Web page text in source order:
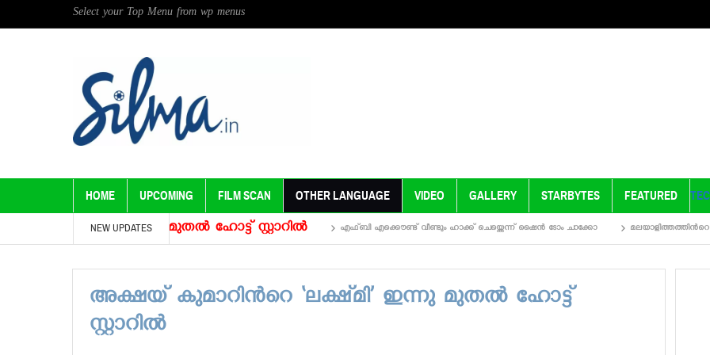
Select your Top Menu from wp menus
HOME UPCOMING FILM SCAN OTHER LANGUAGE VIDEO GALLERY STARBYTES FEATURED
NEW UPDATES
‘ലക്ഷ്‍മി’ ഇന്നു മുതല്‍ ഹോട്ട് സ്റ്റാറില്‍ എഫ്ബി എക്കൌണ്ട് വീണ്ടും ഹാക്ക് ചെയ്തെന്ന് ഷൈന്‍ ടോം ചാക്കോ
അക്ഷയ് കുമാറിന്‍റെ ‘ലക്ഷ്‍മി’ ഇന്നു മുതല്‍ ഹോട്ട്
സ്റ്റാറില്‍